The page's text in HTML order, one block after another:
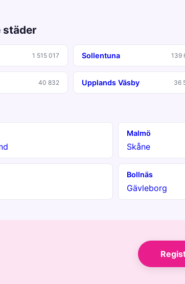
städer
1 515 017 Sollentuna 139
40 832 Upplands Väsby 36
Malmö
Skåne
Bollnäs
Gävleborg